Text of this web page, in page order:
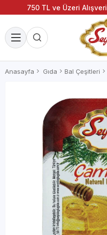
750 TL ve Üzeri
Anasayfa Gıda Bal Çeşitleri